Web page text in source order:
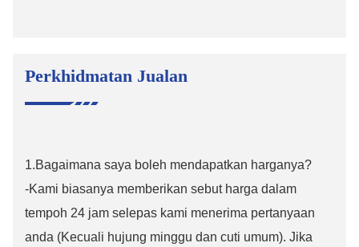
Perkhidmatan Jualan
1.Bagaimana saya boleh mendapatkan harganya?
-Kami biasanya memberikan sebut harga dalam
tempoh 24 jam selepas kami menerima pertanyaan
anda (Kecuali hujung minggu dan cuti umum). Jika